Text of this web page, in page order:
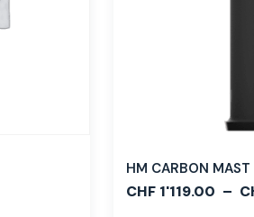
HM CARBON MAST
CHF 1'119.00 –